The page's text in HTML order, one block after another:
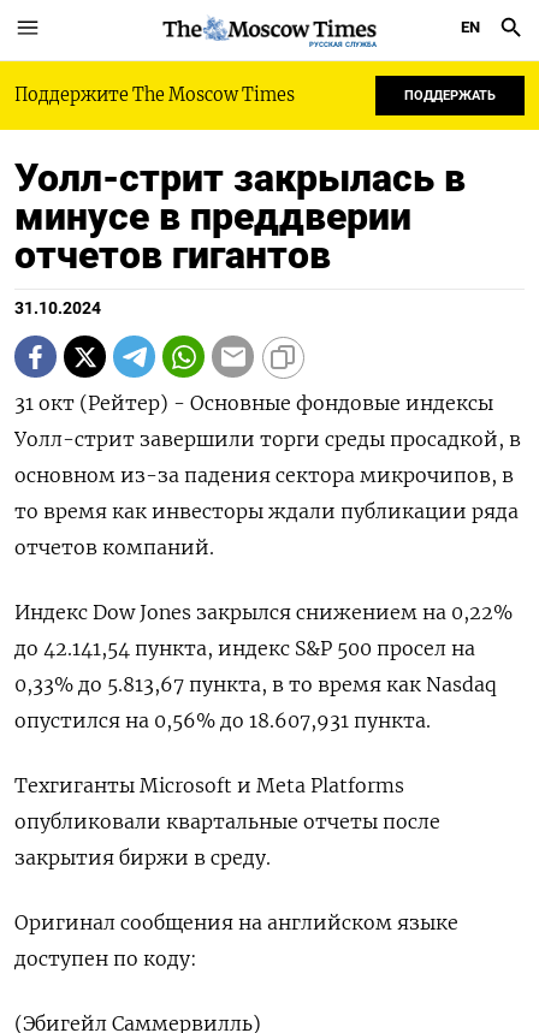
РУССКАЯ СЛУЖБА
EN
Поддержите The Moscow Times ПОДДЕРЖАТЬ
Уолл-стрит закрылась в
минусе в преддверии
отчетов гигантов
31.10.2024
31 окт (Рейтер) - Основные фондовые индексы
Уолл-стрит завершили торги среды просадкой, в
основном из-за падения сектора микрочипов, в
то время как инвесторы ждали публикации ряда
отчетов компаний.
Индекс Dow Jones закрылся снижением на 0,22%
до 42.141,54 пункта, индекс S&P 500 просел на
0,33% до 5.813,67 пункта​, в то время как ​Nasdaq
опустился на 0,56% до 18.607,931 пункта​.
Техгиганты Microsoft и Meta Platforms
опубликовали квартальные отчеты после
закрытия биржи в среду.
Оригинал сообщения на английском языке
доступен по коду:
(Эбигейл Саммервилль)